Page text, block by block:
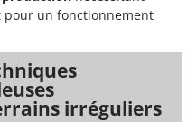
Feuilles
dos
pour tracteur
pour un fonctionnement
irréguliers